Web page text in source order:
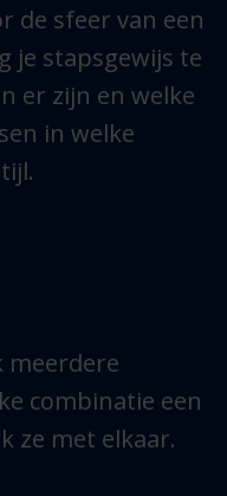
de sfeer van een
je stapsgewijs te
er zijn en welke
in welke
meerdere
combinatie een
ze met elkaar.